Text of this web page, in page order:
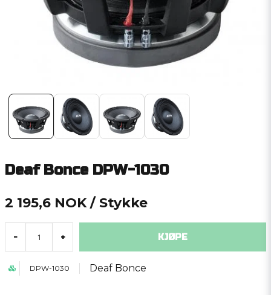
Deaf Bonce DPW-1030
2 195,6 NOK / Stykke
- + KJØPE
DPW-1030 Deaf Bonce